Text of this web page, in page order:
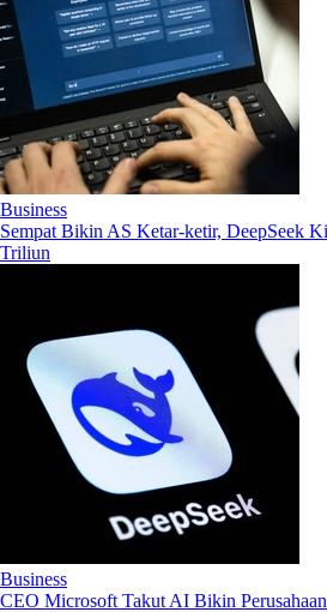
Business
Sempat Bikin AS Ketar-ketir, DeepSeek
Triliun
Business
CEO Microsoft Takut AI Bikin